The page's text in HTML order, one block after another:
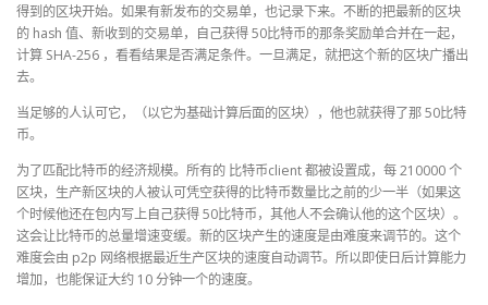
得到的区块开始。如果有新发布的交易单，也记录下来。不断的把最新的区块
的 hash 值、新收到的交易单，自己获得 50比特币的那条奖励单合并在一起，
计算 SHA-256 ，看看结果是否满足条件。一旦满足，就把这个新的区块广播出
去。
当足够的人认可它，（以它为基础计算后面的区块），他也就获得了那 50比特
币。
为了匹配比特币的经济规模。所有的 比特币client 都被设置成，每 210000 个
区块，生产新区块的人被认可凭空获得的比特币数量比之前的少一半（如果这
个时候他还在包内写上自己获得 50比特币，其他人不会确认他的这个区块）。
这会让比特币的总量增速变缓。新的区块产生的速度是由难度来调节的。这个
难度会由 p2p 网络根据最近生产区块的速度自动调节。所以即使日后计算能力
增加，也能保证大约 10 分钟一个的速度。